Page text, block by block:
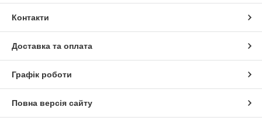
Контакти
Доставка та оплата
Графік роботи
Повна версія сайту